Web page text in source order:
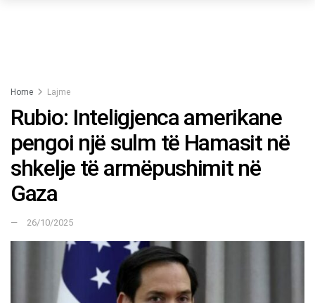
Home Lajme
Rubio: Inteligjenca amerikane
pengoi një sulm të Hamasit në
shkelje të armëpushimit në
Gaza
26/10/2025